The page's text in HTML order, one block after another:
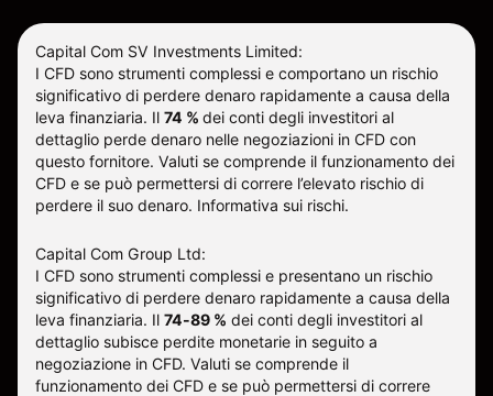
Capital Com SV Investments Limited:
I CFD sono strumenti complessi e comportano un rischio
significativo di perdere denaro rapidamente a causa della
leva finanziaria. Il 74 % dei conti degli investitori al
dettaglio perde denaro nelle negoziazioni in CFD con
questo fornitore. Valuti se comprende il funzionamento dei
CFD e se può permettersi di correre l’elevato rischio di
perdere il suo denaro. Informativa sui rischi.
Capital Com Group Ltd:
I CFD sono strumenti complessi e presentano un rischio
significativo di perdere denaro rapidamente a causa della
leva finanziaria. Il 74-89 % dei conti degli investitori al
dettaglio subisce perdite monetarie in seguito a
negoziazione in CFD. Valuti se comprende il
funzionamento dei CFD e se può permettersi di correre